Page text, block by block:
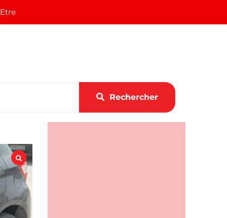
Rechercher